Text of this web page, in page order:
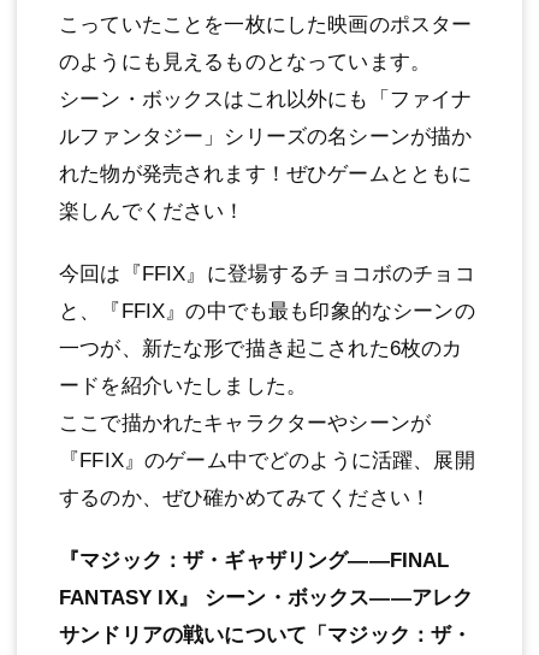
こっていたことを一枚にした映画のポスター
のようにも見えるものとなっています。
シーン・ボックスはこれ以外にも「ファイナ
ルファンタジー」シリーズの名シーンが描か
れた物が発売されます！ぜひゲームとともに
楽しんでください！
今回は『FFIX』に登場するチョコボのチョコ
と、『FFIX』の中でも最も印象的なシーンの
一つが、新たな形で描き起こされた6枚のカ
ードを紹介いたしました。
ここで描かれたキャラクターやシーンが
『FFIX』のゲーム中でどのように活躍、展開
するのか、ぜひ確かめてみてください！
『マジック：ザ・ギャザリング——FINAL
FANTASY IX』 シーン・ボックス——アレク
サンドリアの戦いについて「マジック：ザ・